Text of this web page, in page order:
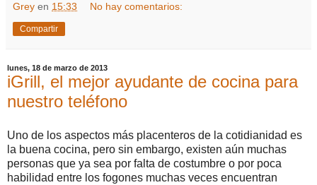
Grey en 15:33 No hay comentarios:
Compartir
lunes, 18 de marzo de 2013
iGrill, el mejor ayudante de cocina para
nuestro teléfono
Uno de los aspectos más placenteros de la cotidianidad es
la buena cocina, pero sin embargo, existen aún muchas
personas que ya sea por falta de costumbre o por poca
habilidad entre los fogones muchas veces encuentran